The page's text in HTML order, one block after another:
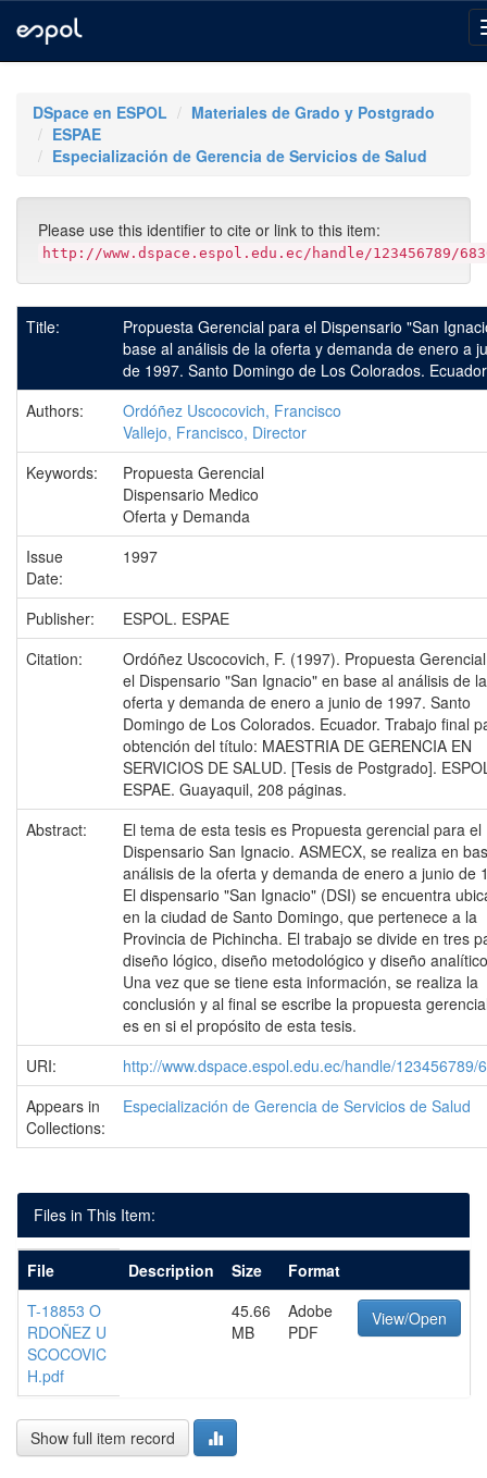
navigationDSpace en ESPOL
Materiales de Grado y Postgrado
ESPAE
Especialización de Gerencia de Servicios de Salud
Please use this identifier to cite or link to this item:
http://www.dspace.espol.edu.ec/handle/123456789/
Title:
Propuesta Gerencial para el Dispensario "San
base al análisis de la oferta y demanda de enero a
de 1997. Santo Domingo de Los Colorados. Ecuador
Authors:
Ordóñez Uscocovich, Francisco
Vallejo, Francisco, Director
Keywords:
Propuesta Gerencial
Dispensario Medico
Oferta y Demanda
Issue
Date:
1997
Publisher:
ESPOL. ESPAE
Citation:
Ordóñez Uscocovich, F. (1997). Propuesta
el Dispensario "San Ignacio" en base al análisis de la
oferta y demanda de enero a junio de 1997. Santo
Domingo de Los Colorados. Ecuador. Trabajo final
obtención del título: MAESTRIA DE GERENCIA EN
SERVICIOS DE SALUD. [Tesis de Postgrado].
ESPAE. Guayaquil, 208 páginas.
Abstract:
El tema de esta tesis es Propuesta gerencial para el
Dispensario San Ignacio. ASMECX, se realiza en
análisis de la oferta y demanda de enero a junio de
El dispensario "San Ignacio" (DSI) se encuentra
en la ciudad de Santo Domingo, que pertenece a la
Provincia de Pichincha. El trabajo se divide en tres
diseño lógico, diseño metodológico y diseño
Una vez que se tiene esta información, se realiza la
conclusión y al final se escribe la propuesta
es en si el propósito de esta tesis.
URI:
http://www.dspace.espol.edu.ec/handle/123456789/
Appears in
Collections:
Especialización de Gerencia de Servicios de Salud
Files in This Item:
File Description Size
Format
T-18853 O
RDOÑEZ U
SCOCOVIC
H.pdf
45.66
MB
Adobe
PDF
View/Open
Show full item record